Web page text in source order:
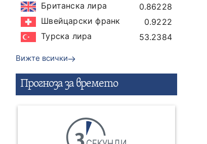
Британска лира
0.86228
Швейцарски франк
0.9222
Турска лира
53.2384
Вижте всички
Прогнозa за времето